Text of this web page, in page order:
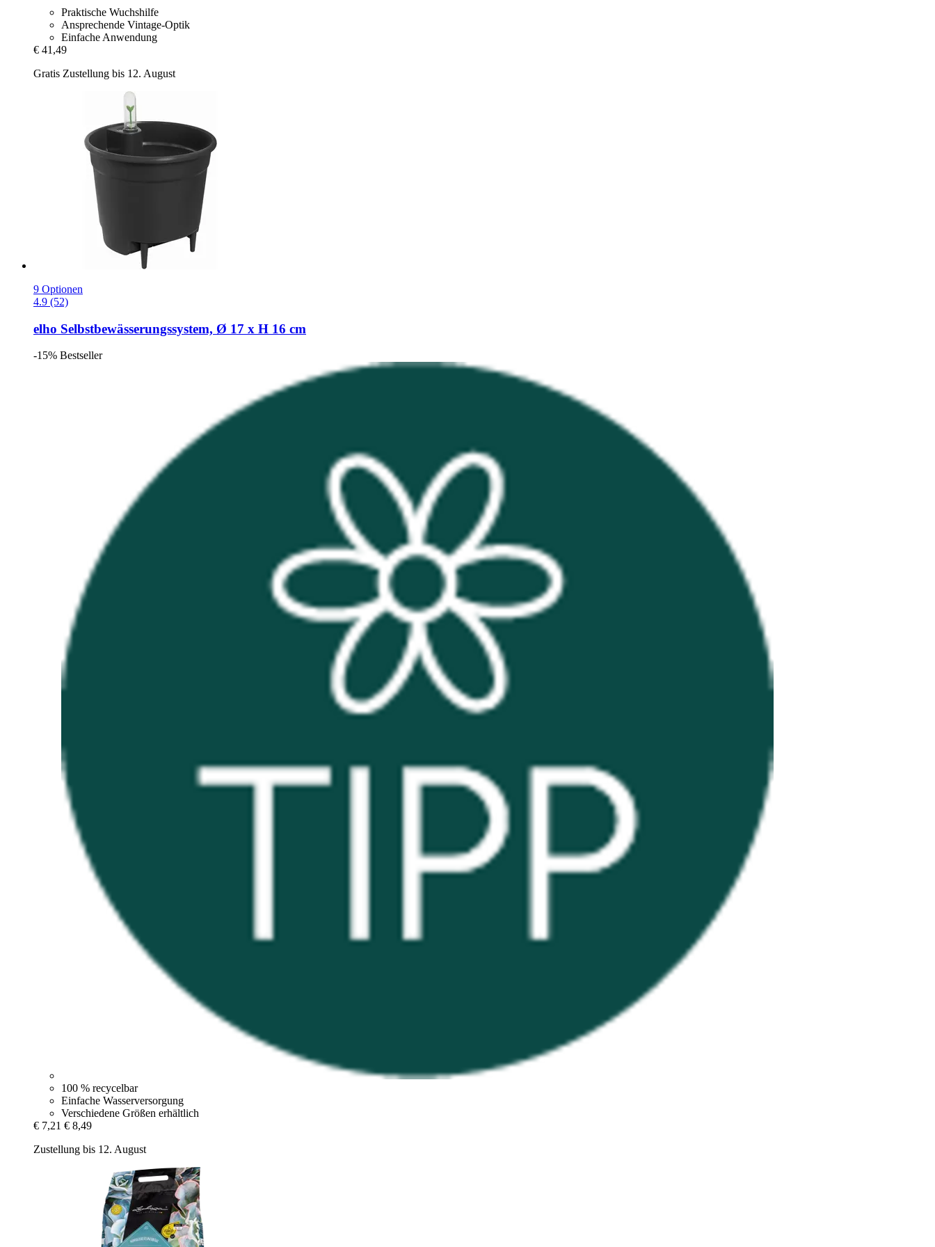
Praktische Wuchshilfe
Ansprechende Vintage-Optik
Einfache Anwendung
€ 41,49
Gratis Zustellung bis 12. August
9 Optionen
4.9 (52)
elho Selbstbewässerungssystem, Ø 17 x H 16 cm
-15% Bestseller
100 % recycelbar
Einfache Wasserversorgung
Verschiedene Größen erhältlich
€ 7,21 € 8,49
Zustellung bis 12. August